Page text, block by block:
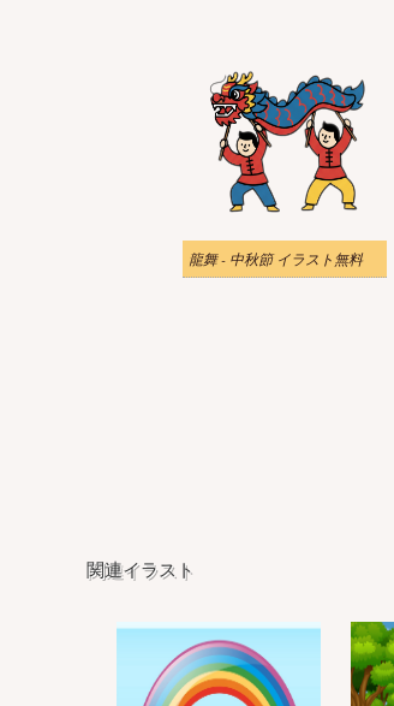
龍舞 - 中秋節 イラスト無料
関連イラスト